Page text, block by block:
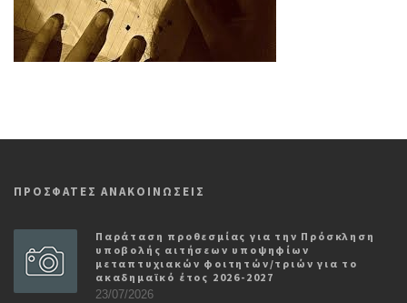
ΠΡΟΣΦΑΤΕΣ ΑΝΑΚΟΙΝΩΣΕΙΣ
Παράταση προθεσμίας για την Πρόσκληση
υποβολής αιτήσεων υποψηφίων
μεταπτυχιακών φοιτητών/τριών για το
ακαδημαϊκό έτος 2026-2027
23/07/2026